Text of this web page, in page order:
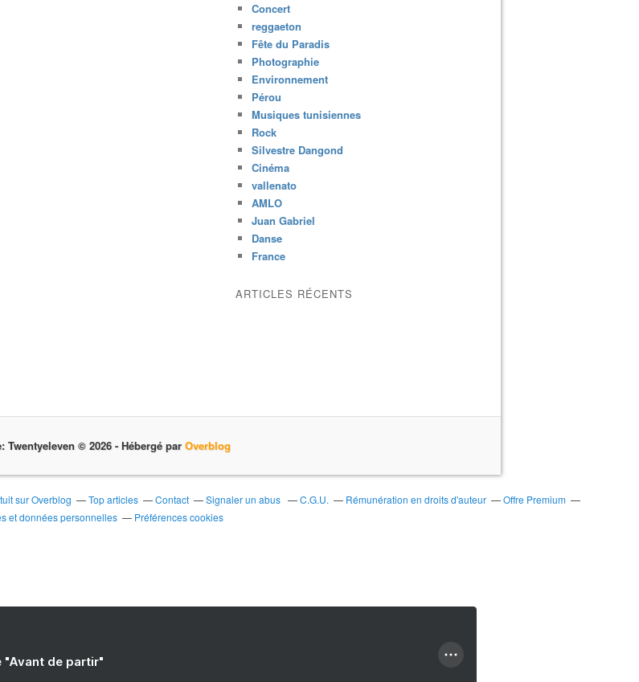
Concert
reggaeton
Fête du Paradis
Photographie
Environnement
Pérou
Musiques tunisiennes
Rock
Silvestre Dangond
Cinéma
vallenato
AMLO
Juan Gabriel
Danse
France
ARTICLES RÉCENTS
Twentyeleven © 2026 - Hébergé par Overblog
sur Overblog Top articles Contact Signaler un abus C.G.U. Rémunération en droits d'auteur
Offre Premium
et données personnelles
Préférences cookies
"Avant de partir"